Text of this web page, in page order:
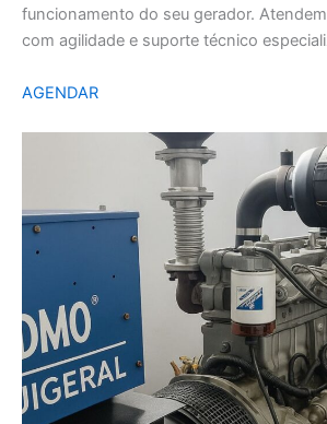
funcionamento do seu gerador.
com agilidade e suporte técnico
AGENDAR